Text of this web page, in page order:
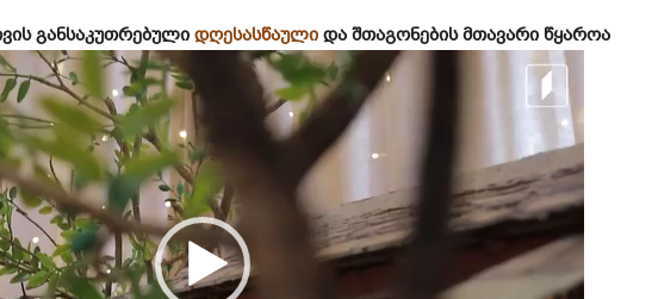
განსაკუთრებული დღესასწაული და შთაგონების მთავარი წყაროა